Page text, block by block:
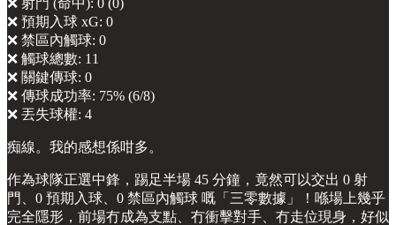
❌ 射門 (命中): 0 (0)
❌ 預期入球 xG: 0
❌ 禁區內觸球: 0
❌ 觸球總數: 11
❌ 關鍵傳球: 0
❌ 傳球成功率: 75% (6/8)
❌ 丟失球權: 4
痴線。我的感想係咁多。
作為球隊正選中鋒，踢足半場 45 分鐘，竟然可以交出 0 射
門、0 預期入球、0 禁區內觸球 嘅「三零數據」！喺場上幾乎
完全隱形，前場冇成為支點、冇衝擊對手、冇走位現身，好似